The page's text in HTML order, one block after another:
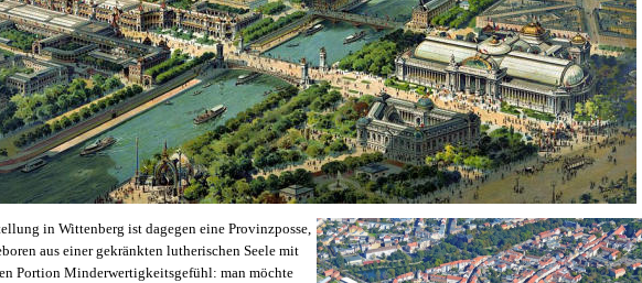
in Wittenberg ist dagegen eine Provinzposse,
aus einer gekränkten lutherischen Seele mit
Portion Minderwertigkeitsgefühl: man möchte